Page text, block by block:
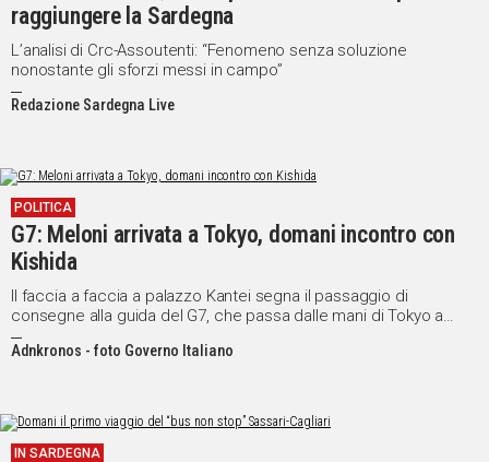
Vai
UNISCITI
WHATSAPP
Social
raggiungere la Sardegna
L’analisi di Crc-Assoutenti: “Fenomeno senza soluzione
nonostante gli sforzi messi in campo”
Redazione Sardegna Live
POLITICA
G7: Meloni arrivata a Tokyo, domani incontro con
Kishida
Il faccia a faccia a palazzo Kantei segna il passaggio di
consegne alla guida del G7, che passa dalle mani di Tokyo a
quelle di Roma
Adnkronos - foto Governo Italiano
IN SARDEGNA